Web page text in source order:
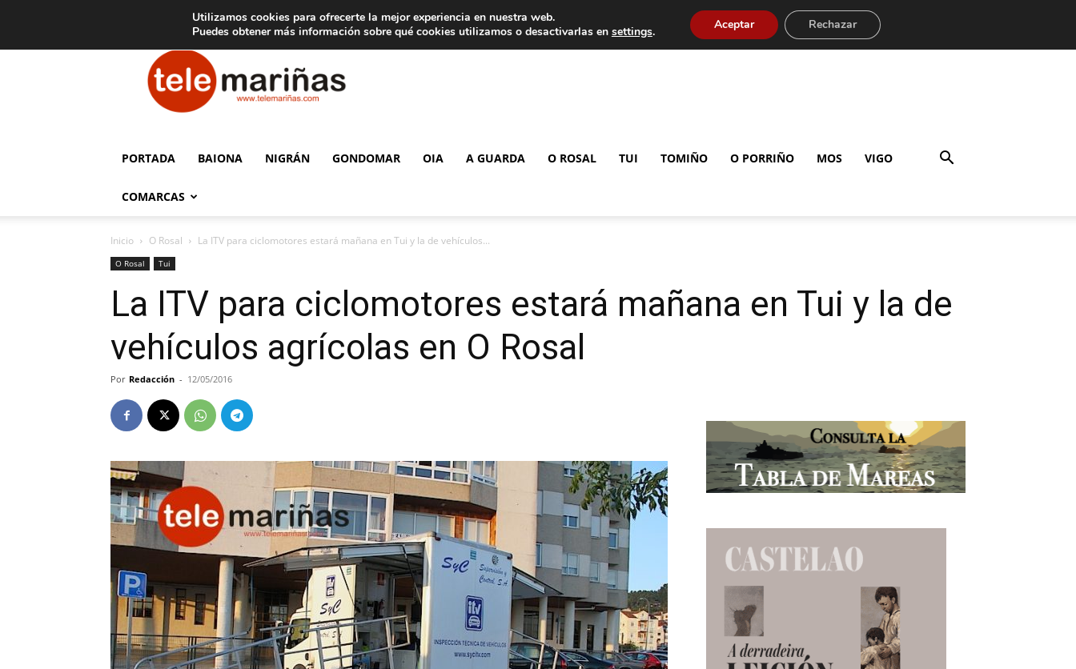
Aviso legal Tarifas de publicidad
Telemariñas
PORTADA BAIONA NIGRÁN GONDOMAR OIA A GUARDA O ROSAL TUI TOMIÑO O PORRIÑO MOS VIGO
COMARCAS
Inicio O Rosal La ITV para ciclomotores estará mañana en Tui y la de vehículos...
O Rosal Tui
La ITV para ciclomotores estará mañana en Tui y la de
vehículos agrícolas en O Rosal
Por Redacción - 12/05/2016
Utilizamos cookies para ofrecerte la mejor experiencia en nuestra web.
Puedes obtener más información sobre qué cookies utilizamos o desactivarlas en settings. Aceptar Rechazar